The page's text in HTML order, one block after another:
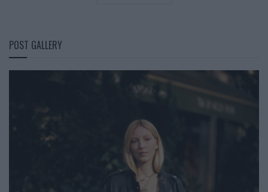
POST GALLERY